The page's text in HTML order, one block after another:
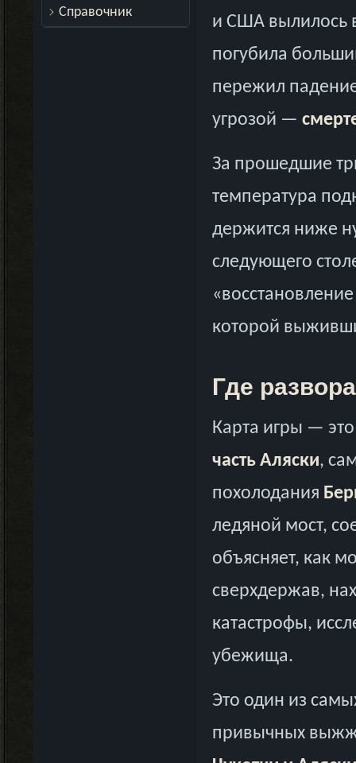
Справочник
и США вылилось
погубила
пережил
угрозой —
За прошедшие
температура
держится ниже
следующего
которой
Где
Карта игры —
часть Аляски,
похолодания
ледяной мост,
объясняет, как
сверхдержав,
катастрофы,
убежища.
Это один из
привычных